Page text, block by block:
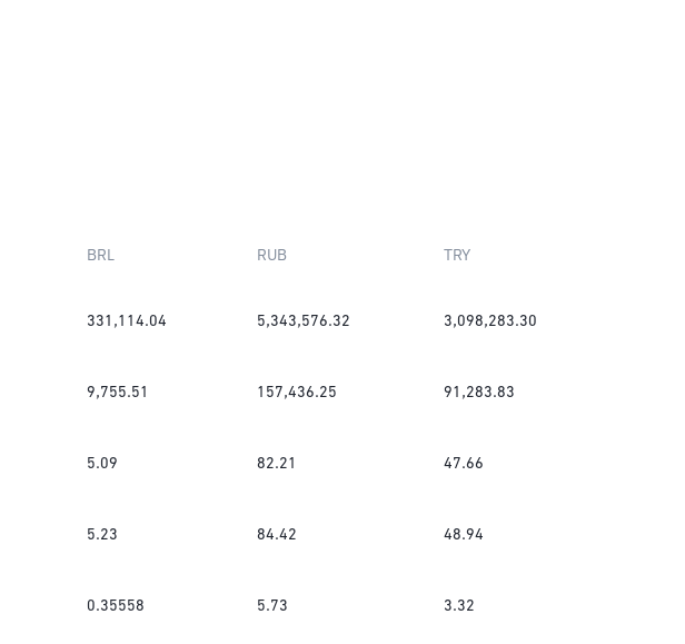
BRL RUB TRY
331,114.04 5,343,576.32 3,098,283.30
9,755.51 157,436.25 91,283.83
5.09 82.21 47.66
5.23 84.42 48.94
0.35558 5.73 3.32